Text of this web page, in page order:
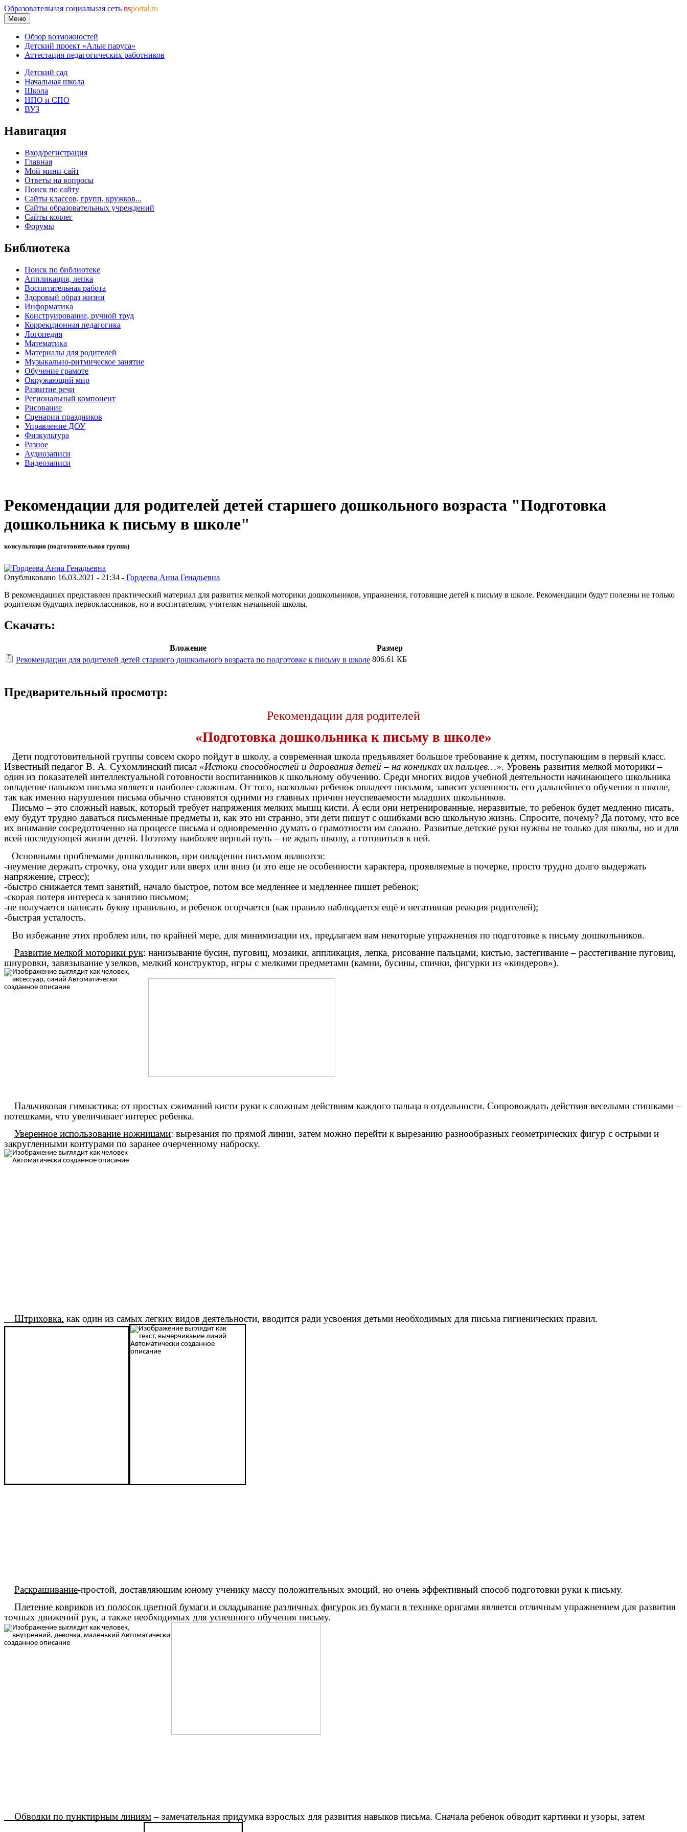
Образовательная социальная сеть nsportal.ru
Меню
Обзор возможностей
Детский проект «Алые паруса»
Аттестация педагогических работников
Детский сад
Начальная школа
Школа
НПО и СПО
ВУЗ
Навигация
Вход/регистрация
Главная
Мой мини-сайт
Ответы на вопросы
Поиск по сайту
Сайты классов, групп, кружков...
Сайты образовательных учреждений
Сайты коллег
Форумы
Библиотека
Поиск по библиотеке
Аппликация, лепка
Воспитательная работа
Здоровый образ жизни
Информатика
Конструирование, ручной труд
Коррекционная педагогика
Логопедия
Математика
Материалы для родителей
Музыкально-ритмическое занятие
Обучение грамоте
Окружающий мир
Развитие речи
Региональный компонент
Рисование
Сценарии праздников
Управление ДОУ
Физкультура
Разное
Аудиозаписи
Видеозаписи
Рекомендации для родителей детей старшего дошкольного возраста "Подготовка
дошкольника к письму в школе"
консультация (подготовительная группа)
Опубликовано 16.03.2021 - 21:34 - Гордеева Анна Генадьевна
В рекомендациях представлен практический материал для развития мелкой моторики дошкольников, упражнения, готовящие детей к письму в школе. Рекомендации будут полезны не только
родителям будущих первоклассников, но и воспитателям, учителям начальной школы.
Скачать:
Вложение
Размер
Рекомендации для родителей детей старшего дошкольного возраста по подготовке к письму в школе 806.61 КБ
Предварительный просмотр:
Рекомендации для родителей
«Подготовка дошкольника к письму в школе»
Дети подготовительной группы совсем скоро пойдут в школу, а современная школа предъявляет большое требование к детям, поступающим в первый класс.
Известный педагог В. А. Сухомлинский писал «Истоки способностей и дарования детей – на кончиках их пальцев…». Уровень развития мелкой моторики –
один из показателей интеллектуальной готовности воспитанников к школьному обучению. Среди многих видов учебной деятельности начинающего школьника
овладение навыком письма является наиболее сложным. От того, насколько ребенок овладеет письмом, зависит успешность его дальнейшего обучения в школе,
так как именно нарушения письма обычно становятся одними из главных причин неуспеваемости младших школьников.
Письмо – это сложный навык, который требует напряжения мелких мышц кисти. А если они нетренированные, неразвитые, то ребенок будет медленно писать,
ему будут трудно даваться письменные предметы и, как это ни странно, эти дети пишут с ошибками всю школьную жизнь. Спросите, почему? Да потому, что все
их внимание сосредоточенно на процессе письма и одновременно думать о грамотности им сложно. Развитые детские руки нужны не только для школы, но и для
всей последующей жизни детей. Поэтому наиболее верный путь – не ждать школу, а готовиться к ней.
Основными проблемами дошкольников, при овладении письмом являются:
-неумение держать строчку, она уходит или вверх или вниз (и это еще не особенности характера, проявляемые в почерке, просто трудно долго выдержать
напряжение, стресс);
-быстро снижается темп занятий, начало быстрое, потом все медленнее и медленнее пишет ребенок;
-скорая потеря интереса к занятию письмом;
-не получается написать букву правильно, и ребенок огорчается (как правило наблюдается ещё и негативная реакция родителей);
-быстрая усталость.
Во избежание этих проблем или, по крайней мере, для минимизации их, предлагаем вам некоторые упражнения по подготовке к письму дошкольников.
Развитие мелкой моторики рук: нанизывание бусин, пуговиц, мозаики, аппликация, лепка, рисование пальцами, кистью, застегивание – расстегивание пуговиц,
шнуровки, завязывание узелков, мелкий конструктор, игры с мелкими предметами (камни, бусины, спички, фигурки из «киндеров»).
Пальчиковая гимнастика: от простых сжиманий кисти руки к сложным действиям каждого пальца в отдельности. Сопровождать действия веселыми стишками –
потешками, что увеличивает интерес ребенка.
Уверенное использование ножницами: вырезания по прямой линии, затем можно перейти к вырезанию разнообразных геометрических фигур с острыми и
закругленными контурами по заранее очерченному наброску.
Штриховка, как один из самых легких видов деятельности, вводится ради усвоения детьми необходимых для письма гигиенических правил.
Раскрашивание-простой, доставляющим юному ученику массу положительных эмоций, но очень эффективный способ подготовки руки к письму.
Плетение ковриков из полосок цветной бумаги и складывание различных фигурок из бумаги в технике оригами является отличным упражнением для развития
точных движений рук, а также необходимых для успешного обучения письму.
Обводки по пунктирным линиям– замечательная придумка взрослых для развития навыков письма. Сначала ребенок обводит картинки и узоры, затем